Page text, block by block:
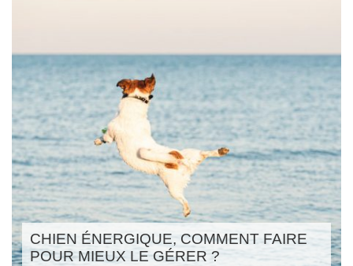
CHIEN ÉNERGIQUE, COMMENT FAIRE
POUR MIEUX LE GÉRER ?